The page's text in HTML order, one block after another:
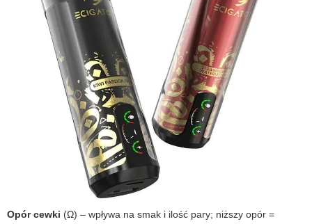
Opór cewki (Ω) – wpływa na smak i ilość pary; niższy opór =